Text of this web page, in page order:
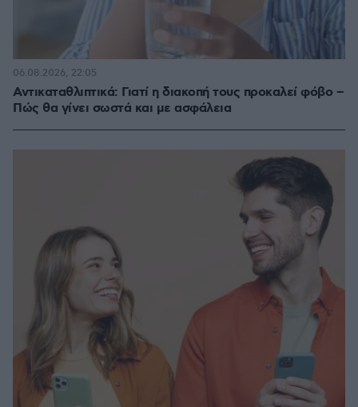
Αντικαταθλιπτικά: Γιατί η διακοπή τους προκαλεί φόβο –
Πώς θα γίνει σωστά και με ασφάλεια
06.08.2026, 22:05